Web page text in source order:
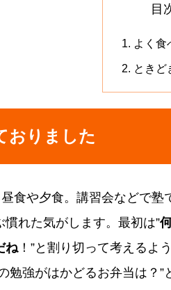
目
よく食
ときど
おりました
昼食や夕食。講習会などで
慣れた気がします。最初は”
ね！”と割り切って考えるよ
勉強がはかどるお弁当は？